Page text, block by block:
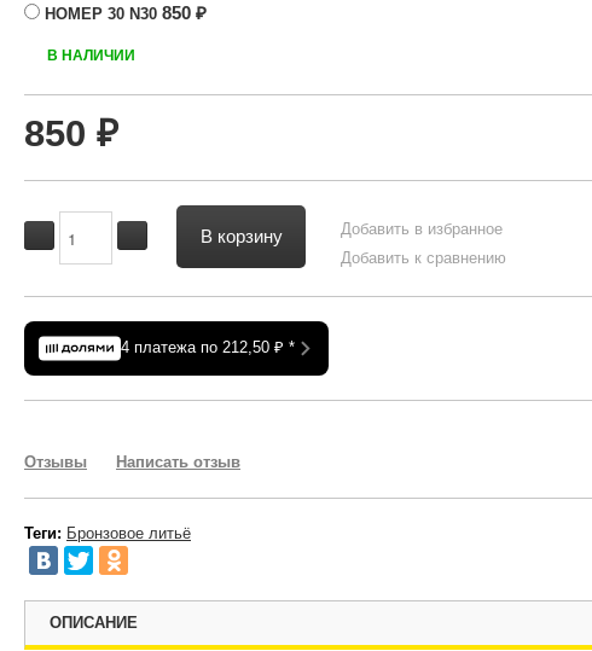
НОМЕР 30 N30 850 ₽
В НАЛИЧИИ
850 ₽
В корзину
Добавить в избранное
Добавить к сравнению
4 платежа по 212,50 ₽ *
Отзывы Написать отзыв
Теги: Бронзовое литьё
ОПИСАНИЕ